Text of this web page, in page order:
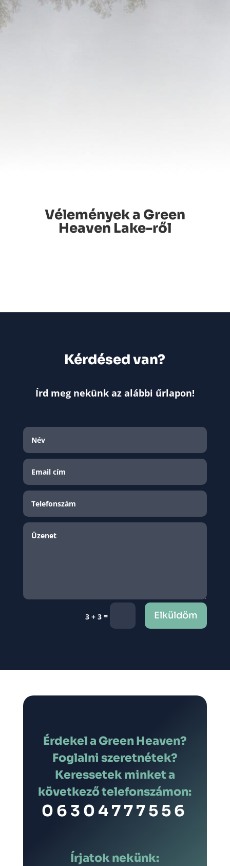
Vélemények a Green
Heaven Lake-ről
Kérdésed van?
Írd meg nekünk az alábbi űrlapon!
3 + 3 = Elküldöm
Érdekel a Green Heaven?
Foglalni szeretnétek?
Keressetek minket a
következő telefonszámon:
06304777556
Írjatok nekünk: